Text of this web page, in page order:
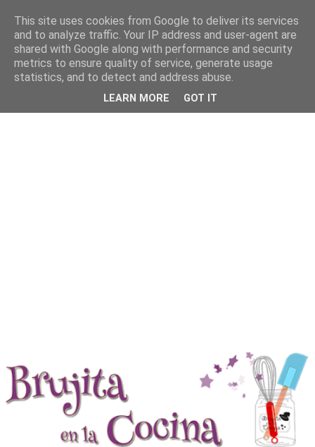
This site uses cookies from Google to deliver its services
and to analyze traffic. Your IP address and user-agent are
shared with Google along with performance and security
metrics to ensure quality of service, generate usage
statistics, and to detect and address abuse.
LEARN MORE GOT IT